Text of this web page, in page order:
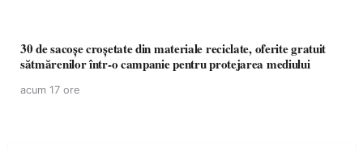
30 de sacoșe croșetate din materiale reciclate, oferite gratuit
sătmărenilor într-o campanie pentru protejarea mediului
acum 17 ore